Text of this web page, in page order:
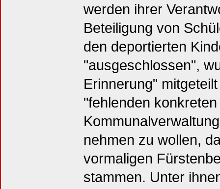
werden ihrer
Beteiligung von
den deportierten
"ausgeschlossen",
Erinnerung"
"fehlenden
nehmen zu wollen,
vormaligen
stammen. Unter